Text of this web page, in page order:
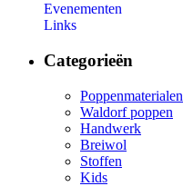
Evenementen
Links
Categorieën
Poppenmaterialen
Waldorf poppen
Handwerk
Breiwol
Stoffen
Kids